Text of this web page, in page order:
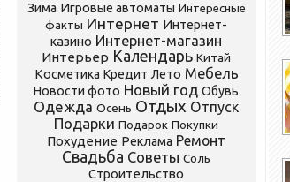
Зима Игровые автоматы Интересные
факты Интернет Интернет-
казино Интернет-магазин
Интерьер Календарь Китай
Косметика Кредит Лето Мебель
Новости фото Новый год Обувь
Одежда Осень Отдых Отпуск
Подарки Подарок Покупки
Похудение Реклама Ремонт
Свадьба Советы Соль
Строительство